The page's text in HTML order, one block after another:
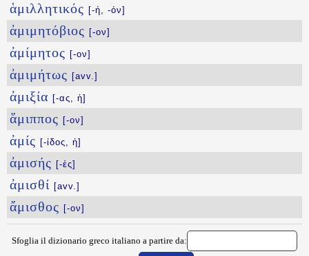
ἁμιλλητικός [-ή, -όν]
ἀμιμητόβιος [-ον]
ἀμίμητος [-ον]
ἀμιμήτως [avv.]
ἀμιξία [-ας, ἡ]
ἅμιππος [-ον]
ἀμίς [-ίδος, ἡ]
ἀμισής [-ές]
ἀμισθί [avv.]
ἄμισθος [-ον]
Sfoglia il dizionario greco italiano a partire da: